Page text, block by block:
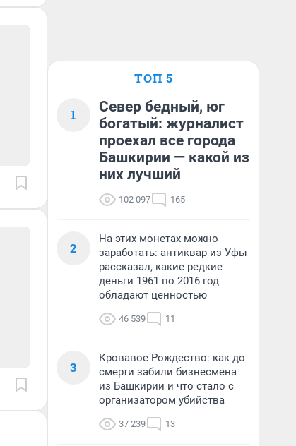
ТОП 5
1
Север бедный, юг
богатый: журналист
проехал все города
Башкирии — какой из
них лучший
102 097 165
2
На этих монетах можно
заработать: антиквар из Уфы
рассказал, какие редкие
деньги 1961 по 2016 год
обладают ценностью
46 539 11
3
Кровавое Рождество: как до
смерти забили бизнесмена
из Башкирии и что стало с
организатором убийства
37 239 13